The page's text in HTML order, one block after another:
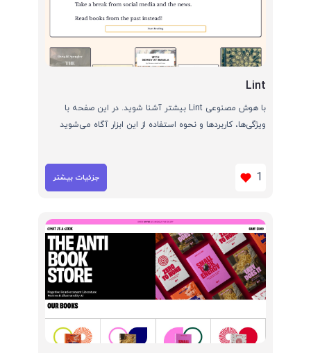
Lint
با هوش مصنوعی Lint بیشتر آشنا شوید. در این صفحه با
ویژگی‌ها، کاربردها و نحوه استفاده از این ابزار آگاه می‌شوید
1 جزئیات بیشتر